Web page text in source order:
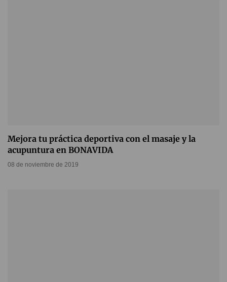
Mejora tu práctica deportiva con el masaje y la
acupuntura en BONAVIDA
08 de noviembre de 2019